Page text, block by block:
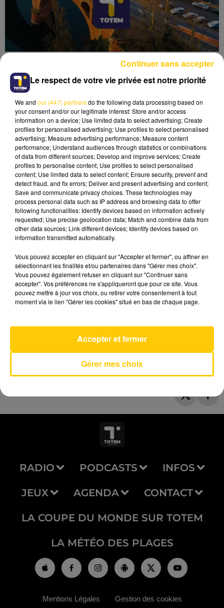
Lecture (3 min 40 sec)
22 mai 2025 - 3 min 40 sec
L'INFO DU TARN DU 22/05/25 À 19H01
L'info du Tarn
AVEYRON NORD
RADIO PODCASTS INFOS
JEUX AGENDA CONTACT
LA COUPE DU MONDE SUR TOTEM
LA MÉTÉO DES PLAGES
Mentions Légales Gestion des cookies
Le respect de votre vie privée est notre priorité
We and our (447) partnersdo the following data processing based on
your consent and/or our legitimate interest: Store and/or access
information on a device; Use limited data to select advertising; Create
profiles for personalised advertising; Use profiles to select personalised
advertising; Measure advertising performance; Measure content
performance; Understand audiences through statistics or combinations
of data from different sources; Develop and improve services; Create
profiles to personalise content; Use profiles to select personalised
content; Use limited data to select content; Ensure security, prevent and
detect fraud, and fix errors; Deliver and present advertising and content;
Save and communicate privacy choices. These technologies may
process personal data such as IP address and browsing data to offer
following functionalities: Identify devices based on information actively
requested; Use precise geolocation data; Match and combine data from
other data sources; Link different devices; Identify devices based on
information transmitted automatically.
Vous pouvez accepter en cliquant sur "Accepter et fermer", ou affiner en
sélectionnant les finalités et/ou partenaires dans "Gérer mes choix".
Vous pouvez également refuser en cliquant sur "Continuer sans
accepter". Vos préférences ne s'appliqueront que pour ce site. Vous
pouvez mettre à jour vos choix, ou retirer votre consentement à tout
moment via le lien "Gérer les cookies" situé en bas de chaque page.
Gérer mes choix
Accepter et fermer
Continuer sans accepter